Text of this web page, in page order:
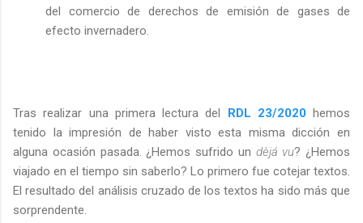
del comercio de derechos de emisión de gases de
efecto invernadero.
Tras realizar una primera lectura del RDL 23/2020hemos
tenido la impresión de haber visto esta misma dicción en
alguna ocasión pasada. ¿Hemos sufrido un dèjá vu? ¿Hemos
viajado en el tiempo sin saberlo? Lo primero fue cotejar textos.
El resultado del análisis cruzado de los textos ha sido más que
sorprendente.